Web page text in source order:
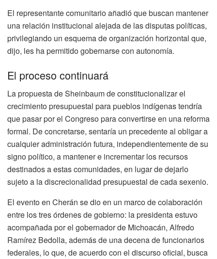
El representante comunitario añadió que buscan mantener
una relación institucional alejada de las disputas políticas,
privilegiando un esquema de organización horizontal que,
dijo, les ha permitido gobernarse con autonomía.
El proceso continuará
La propuesta de Sheinbaum de constitucionalizar el
crecimiento presupuestal para pueblos indígenas tendría
que pasar por el Congreso para convertirse en una reforma
formal. De concretarse, sentaría un precedente al obligar a
cualquier administración futura, independientemente de su
signo político, a mantener e incrementar los recursos
destinados a estas comunidades, en lugar de dejarlo
sujeto a la discrecionalidad presupuestal de cada sexenio.
El evento en Cherán se dio en un marco de colaboración
entre los tres órdenes de gobierno: la presidenta estuvo
acompañada por el gobernador de Michoacán, Alfredo
Ramírez Bedolla, además de una decena de funcionarios
federales, lo que, de acuerdo con el discurso oficial, busca